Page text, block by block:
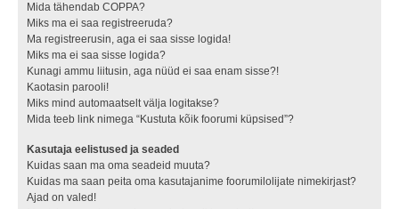
Mida tähendab COPPA?
Miks ma ei saa registreeruda?
Ma registreerusin, aga ei saa sisse logida!
Miks ma ei saa sisse logida?
Kunagi ammu liitusin, aga nüüd ei saa enam sisse?!
Kaotasin parooli!
Miks mind automaatselt välja logitakse?
Mida teeb link nimega “Kustuta kõik foorumi küpsised”?
Kasutaja eelistused ja seaded
Kuidas saan ma oma seadeid muuta?
Kuidas ma saan peita oma kasutajanime foorumilolijate nimekirjast?
Ajad on valed!